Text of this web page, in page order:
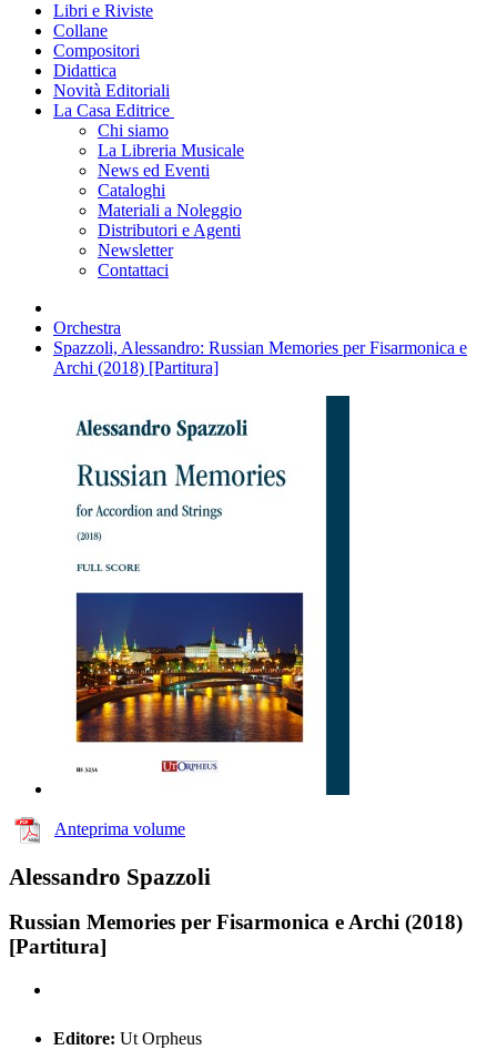
Libri e Riviste
Collane
Compositori
Didattica
Novità Editoriali
La Casa Editrice
Chi siamo
La Libreria Musicale
News ed Eventi
Cataloghi
Materiali a Noleggio
Distributori e Agenti
Newsletter
Contattaci
Orchestra
Spazzoli, Alessandro: Russian Memories per Fisarmonica e
Archi (2018) [Partitura]
Anteprima volume
Alessandro Spazzoli
Russian Memories per Fisarmonica e Archi (2018)
[Partitura]
Editore: Ut Orpheus